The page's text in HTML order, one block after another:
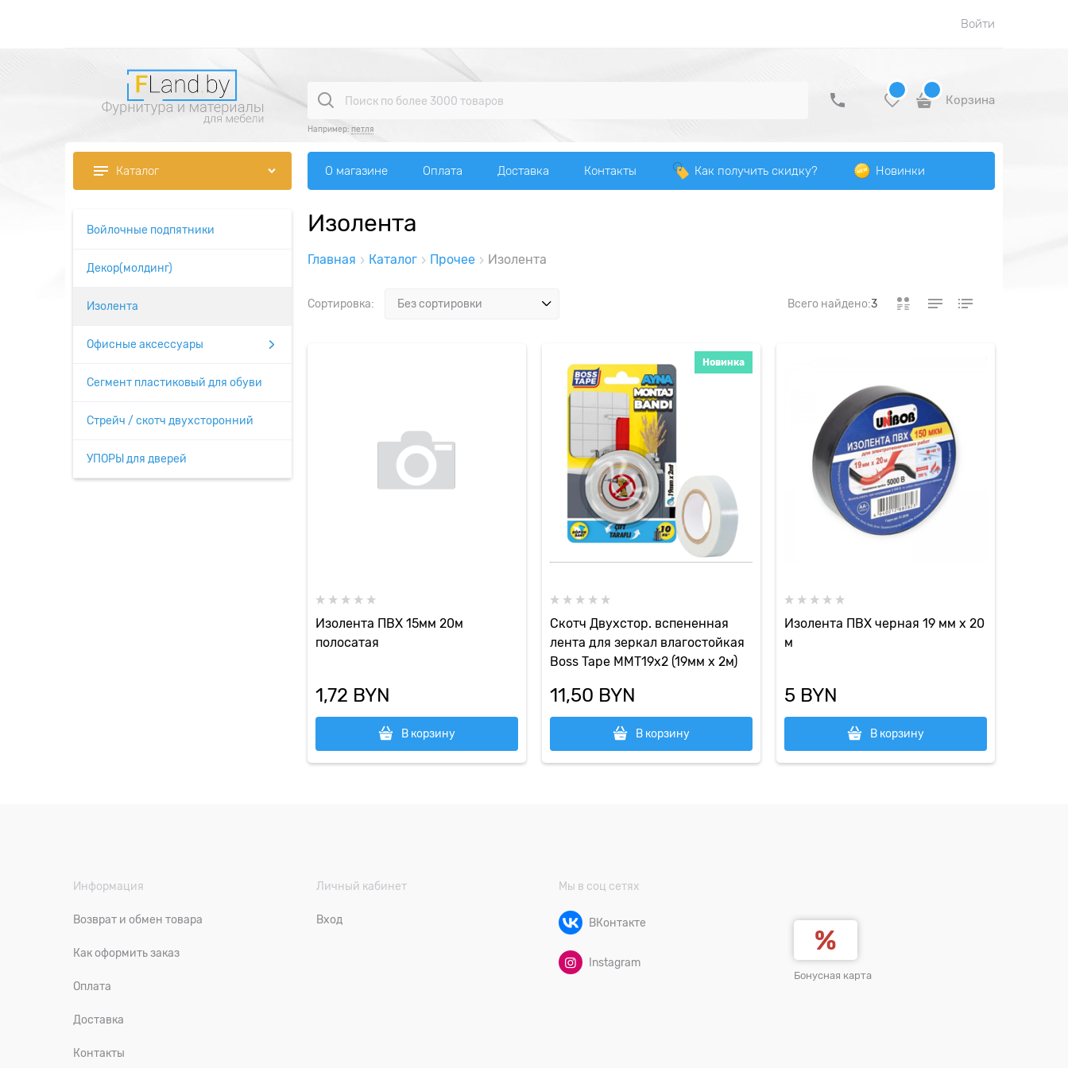
Войти
Например: петля
Корзина
Каталог О магазине Оплата Доставка Контакты Как получить скидку? Новинки
Войлочные подпятники
Декор(молдинг)
Изолента
Офисные аксессуары
Сегмент пластиковый для обуви
Стрейч / скотч двухсторонний
УПОРЫ для дверей
Изолента
Главная Каталог Прочее Изолента
Сортировка: Всего найдено:3
Изолента ПВХ 15мм 20м
полосатая
1,72 BYN
В корзину
Скотч Двухстор. вспененная
лента для зеркал влагостойкая
Boss Tape MMT19x2 (19мм x 2м)
Новинка
11,50 BYN
В корзину
Изолента ПВХ черная 19 мм х 20
м
5 BYN
В корзину
Информация
Возврат и обмен товара
Как оформить заказ
Оплата
Доставка
Контакты
Личный кабинет
Вход
Мы в соц сетях
ВКонтакте
Instagram
Бонусная карта